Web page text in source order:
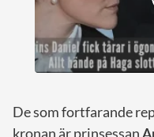
De som fortfarande
kronan är prinsessan